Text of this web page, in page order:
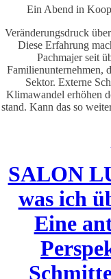
Ein Abend in
Veränderungsdruck
Diese Erfahrung
Pachmajer seit
Familienunternehmen,
Sektor. Externe
Klimawandel erhöhen
stand. Kann das so
SALON
was ich
Eine